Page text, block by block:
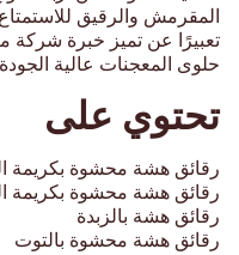
المقرمش والرقيق للاستمتاع
تعبيرًا عن تميز خبرة شركة
حلوى المعجنات عالية الجودة.
تحتوي على
رقائق هشة محشوة بكريمة
رقائق هشة محشوة بكريمة
رقائق هشة بالزبدة
رقائق هشة محشوة بالتوت